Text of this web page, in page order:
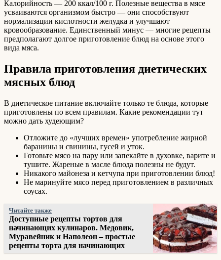
Калорийность — 200 ккал/100 г. Полезные вещества в мясе
усваиваются организмом быстро — они способствуют
нормализации кислотности желудка и улучшают
кровообразование. Единственный минус — многие рецепты
предполагают долгое приготовление блюд на основе этого
вида мяса.
Правила приготовления диетических
мясных блюд
В диетическое питание включайте только те блюда, которые
приготовлены по всем правилам. Какие рекомендации тут
можно дать худеющим?
Отложите до «лучших времен» употребление жирной
баранины и свинины, гусей и уток.
Готовьте мясо на пару или запекайте в духовке, варите и
тушите. Жареные в масле блюда полезны не будут.
Никакого майонеза и кетчупа при приготовлении блюд!
Не маринуйте мясо перед приготовлением в различных
соусах.
Читайте также
Доступные рецепты тортов для
начинающих кулинаров. Медовик,
Муравейник и Наполеон – простые
рецепты торта для начинающих